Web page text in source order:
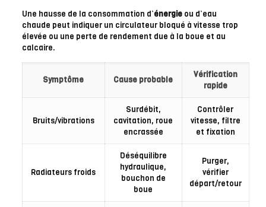
Une hausse de la consommation d’énergieou d’eau
chaude peut indiquer un circulateur bloqué à vitesse trop
élevée ou une perte de rendement due à la boue et au
calcaire.
Symptôme Cause probable
Vérification
rapide
Bruits/vibrations
Surdébit,
cavitation, roue
encrassée
Contrôler
vitesse, filtre
et fixation
Radiateurs froids
Déséquilibre
hydraulique,
bouchon de
boue
Purger,
vérifier
départ/retour